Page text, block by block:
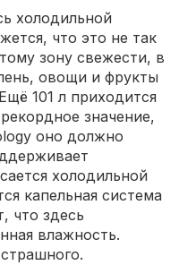
холодильной
что это не так
зону свежести, в
овощи и фрукты
101 л приходится
значение,
оно должно
холодильной
капельная система
что здесь
влажность.